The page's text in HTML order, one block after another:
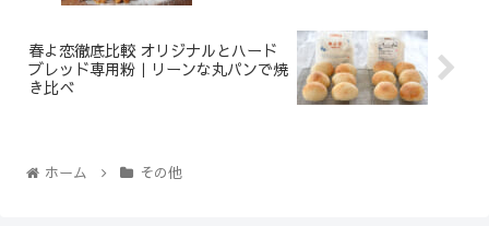
春よ恋徹底比較 オリジナルとハード
ブレッド専用粉｜リーンな丸パンで焼
き比べ
ホーム その他